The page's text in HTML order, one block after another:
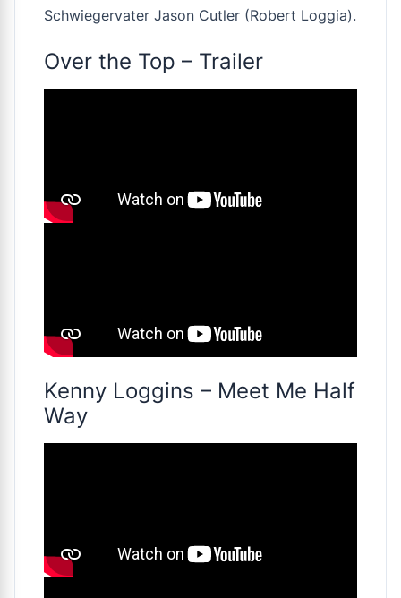
Schwiegervater Jason Cutler (Robert Loggia).
Over the Top – Trailer
Kenny Loggins – Meet Me Half
Way